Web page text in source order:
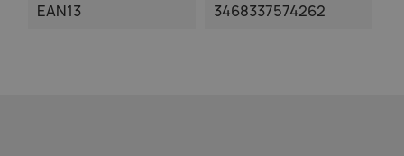
EAN13 3468337574262